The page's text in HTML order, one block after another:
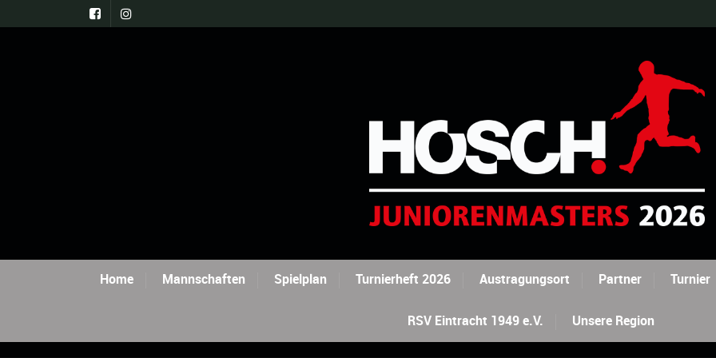
Home Mannschaften Spielplan Turnierheft 2026 Austragungsort Partner Turnier
RSV Eintracht 1949 e.V. Unsere Region